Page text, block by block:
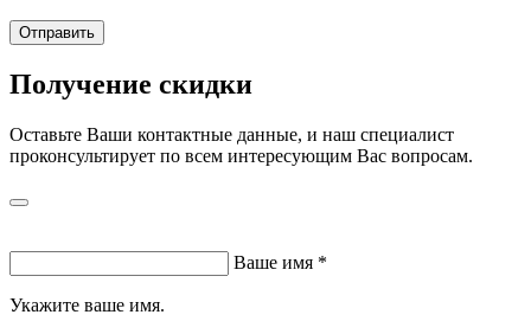
Отправить
Получение скидки
Оставьте Ваши контактные данные, и наш специалист
проконсультирует по всем интересующим Вас вопросам.
Ваше имя *
Укажите ваше имя.